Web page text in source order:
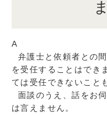
A
弁護士と依頼者との
を受任することはでき
ては受任できないこと
面談のうえ、話をお
は言えません。